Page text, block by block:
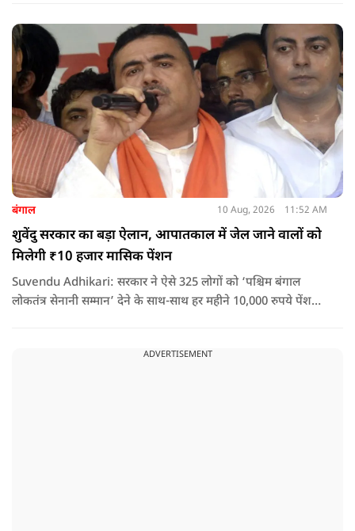
बंगाल 10 Aug, 2026 11:52 AM
शुवेंदु सरकार का बड़ा ऐलान, आपातकाल में जेल जाने वालों को
मिलेगी ₹10 हजार मासिक पेंशन
Suvendu Adhikari: सरकार ने ऐसे 325 लोगों को ‘पश्चिम बंगाल
लोकतंत्र सेनानी सम्मान’ देने के साथ-साथ हर महीने 10,000 रुपये पेंशन
ADVERTISEMENT